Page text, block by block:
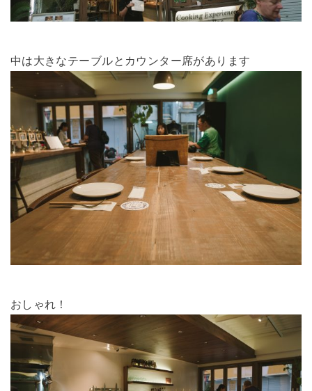
中は大きなテーブルとカウンター席があります
おしゃれ！